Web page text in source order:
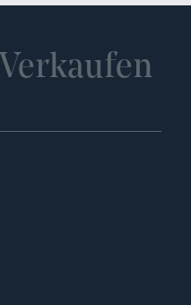
Verkaufen